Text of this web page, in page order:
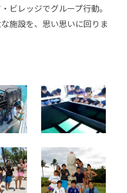
ビレッジでグループ行動。
施設を、思い思いに回りま